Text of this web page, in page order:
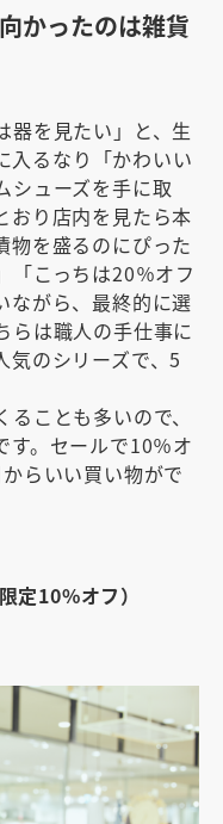
かったのは雑貨
器を見たい」と、生
るなり「かわいい
シューズを手に取
おり店内を見たら本
物を盛るのにぴった
「こっちは20％オフ
ながら、最終的に選
らは職人の手仕事に
気のシリーズで、5
ことも多いので、
す。セールで10％オ
らいい買い物がで
10%オフ）